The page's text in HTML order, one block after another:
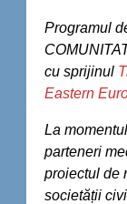
Programul
cu sprijinul
Eastern
La
parteneri
proiectul de
societății